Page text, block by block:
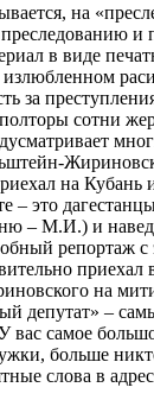
на
в виде
за
сотни
на
– это
– М.И.) и
репортаж
на
депутат» –
самое
больше
слова в